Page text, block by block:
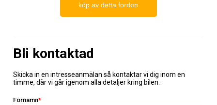
köp av detta fordon